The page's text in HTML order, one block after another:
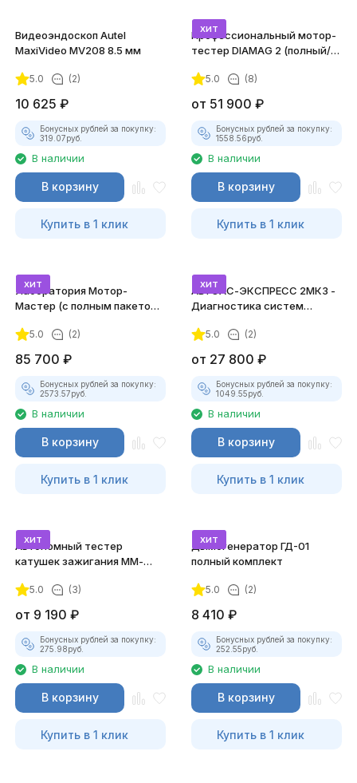
Видеоэндоскоп Autel
MaxiVideo MV208 8.5 мм
5.0 (2)
10 625 ₽
Бонусных рублей за покупку:
319.07руб.
В наличии
В корзину
Купить в 1 клик
хит
Профессиональный мотор-
тестер DIAMAG 2 (полный/
5.0 (8)
от 51 900 ₽
Бонусных рублей за покупку:
1558.56руб.
В наличии
В корзину
Купить в 1 клик
хит
Лаборатория Мотор-
Мастер (с полным пакетом
5.0 (2)
85 700 ₽
Бонусных рублей за покупку:
2573.57руб.
В наличии
В корзину
Купить в 1 клик
хит
АВТОАС-ЭКСПРЕСС 2МК3 -
Диагностика систем
5.0 (2)
от 27 800 ₽
Бонусных рублей за покупку:
1049.55руб.
В наличии
В корзину
Купить в 1 клик
хит
Автономный тестер
катушек зажигания ММ-
комплект)
5.0 (3)
от 9 190 ₽
Бонусных рублей за покупку:
275.98руб.
В наличии
В корзину
Купить в 1 клик
хит
Дымогенератор ГД-01
полный комплект
5.0 (2)
8 410 ₽
Бонусных рублей за покупку:
252.55руб.
В наличии
В корзину
Купить в 1 клик